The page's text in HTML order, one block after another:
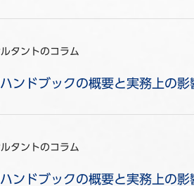
タントのコラム
ハンドブックの概要と実務上
タントのコラム
ハンドブックの概要と実務上